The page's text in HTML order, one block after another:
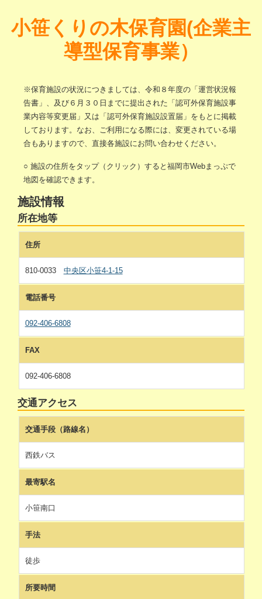
小笹くりの木保育園(企業主
導型保育事業）
※保育施設の状況につきましては、令和８年度の「運営状況報
告書」、及び６月３０日までに提出された「認可外保育施設事
業内容等変更届」又は「認可外保育施設設置届」をもとに掲載
しております。なお、ご利用になる際には、変更されている場
合もありますので、直接各施設にお問い合わせください。
○ 施設の住所をタップ（クリック）すると福岡市Webまっぷで
地図を確認できます。
施設情報
所在地等
住所
810-0033 中央区小笹4-1-15
電話番号
092-406-6808
FAX
092-406-6808
交通アクセス
交通手段（路線名）
西鉄バス
最寄駅名
小笹南口
手法
徒歩
所要時間